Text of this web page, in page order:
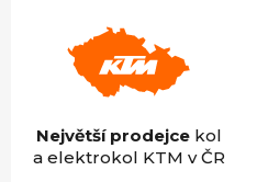
Největší prodejcekol
a elektrokol KTM v ČR